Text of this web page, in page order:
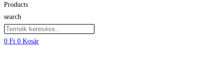
Products
search
0 Ft 0 Kosár